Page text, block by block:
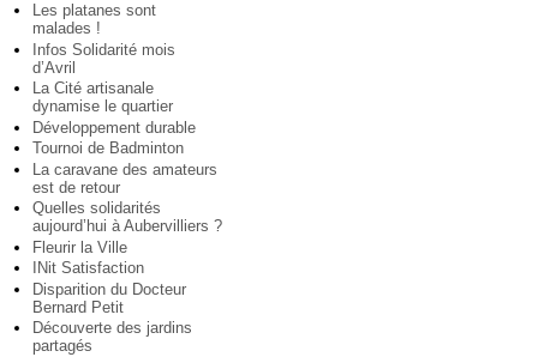
Les platanes sont
malades !
Infos Solidarité mois
d’Avril
La Cité artisanale
dynamise le quartier
Développement durable
Tournoi de Badminton
La caravane des amateurs
est de retour
Quelles solidarités
aujourd’hui à Aubervilliers ?
Fleurir la Ville
INit Satisfaction
Disparition du Docteur
Bernard Petit
Découverte des jardins
partagés